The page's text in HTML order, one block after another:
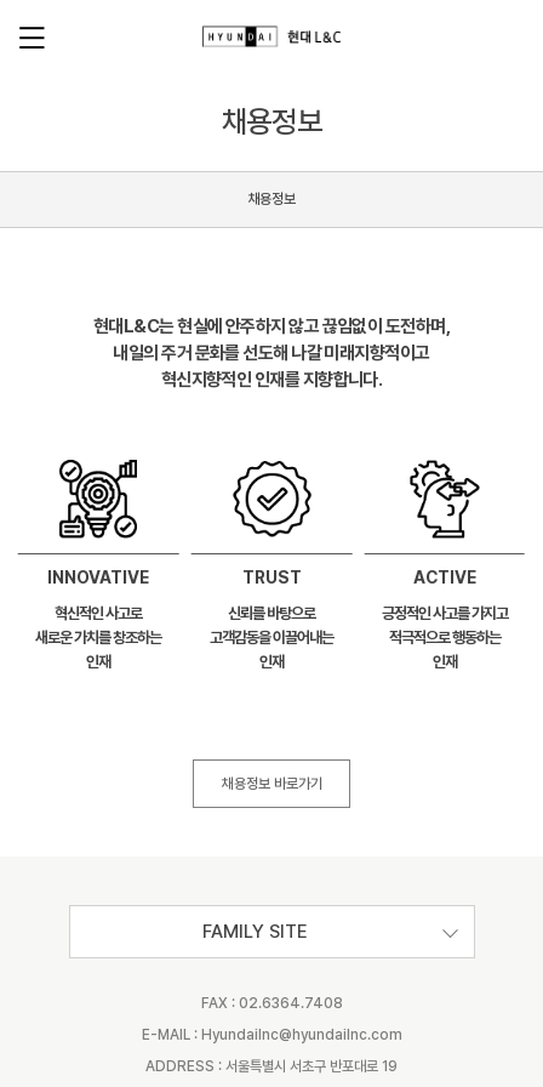
채용정보
채용정보
현대L&C는 현실에 안주하지 않고 끊임없이 도전하며,
내일의 주거 문화를 선도해 나갈 미래지향적이고
혁신지향적인 인재를 지향합니다.
INNOVATIVE
혁신적인 사고로
새로운 가치를 창조하는
인재
TRUST
신뢰를 바탕으로
고객감동을 이끌어내는
인재
ACTIVE
긍정적인 사고를 가지고
적극적으로 행동하는
인재
채용정보 바로가기
FAMILY SITE
FAX : 02.6364.7408
E-MAIL : Hyundailnc@hyundailnc.com
ADDRESS : 서울특별시 서초구 반포대로 19